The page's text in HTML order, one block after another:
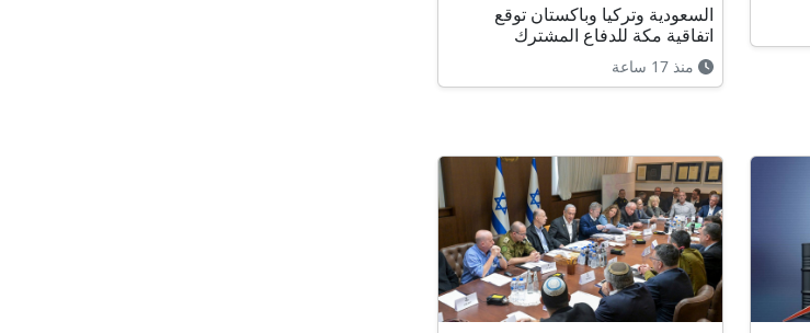
السعودية وتركيا وباكستان توقع
اتفاقية مكة للدفاع المشترك
منذ 17 ساعة